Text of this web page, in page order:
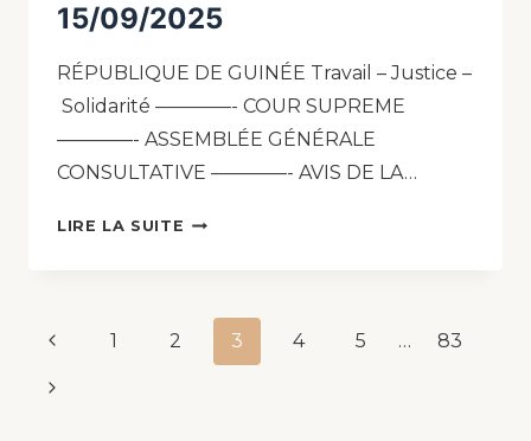
15/09/2025
RÉPUBLIQUE DE GUINÉE Travail – Justice –
Solidarité ————- COUR SUPREME
————- ASSEMBLÉE GÉNÉRALE
CONSULTATIVE ————- AVIS DE LA…
LIRE LA SUITE
1 2 3 4 5 … 83